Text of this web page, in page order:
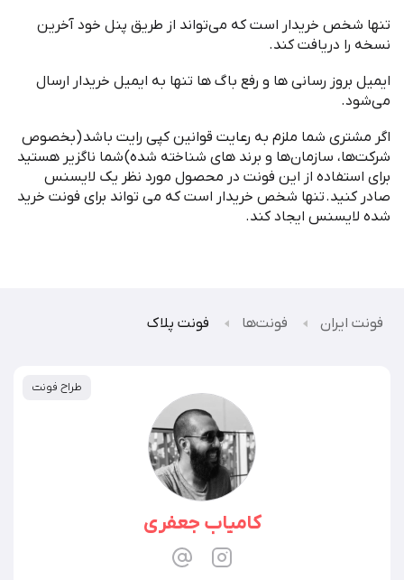
تنها شخص خریدار است که میتواند از طریق پنل خود آخرین
نسخه را دریافت کند.
ایمیل بروز رسانی ها و رفع باگ ها تنها به ایمیل خریدار ارسال
میشود.
اگر مشتری شما ملزم به رعایت قوانین کپی رایت باشد(بخصوص
شرکتها، سازمانها و برند های شناخته شده)شما ناگزیر هستید
برای استفاده از این فونت در محصول مورد نظر یک لایسنس
صادر کنید.تنها شخص خریدار است که می تواند برای فونت خرید
شده لایسنس ایجاد کند.
فونت ایران فونت‌ها فونت پلاک
طراح فونت
کامیاب جعفری